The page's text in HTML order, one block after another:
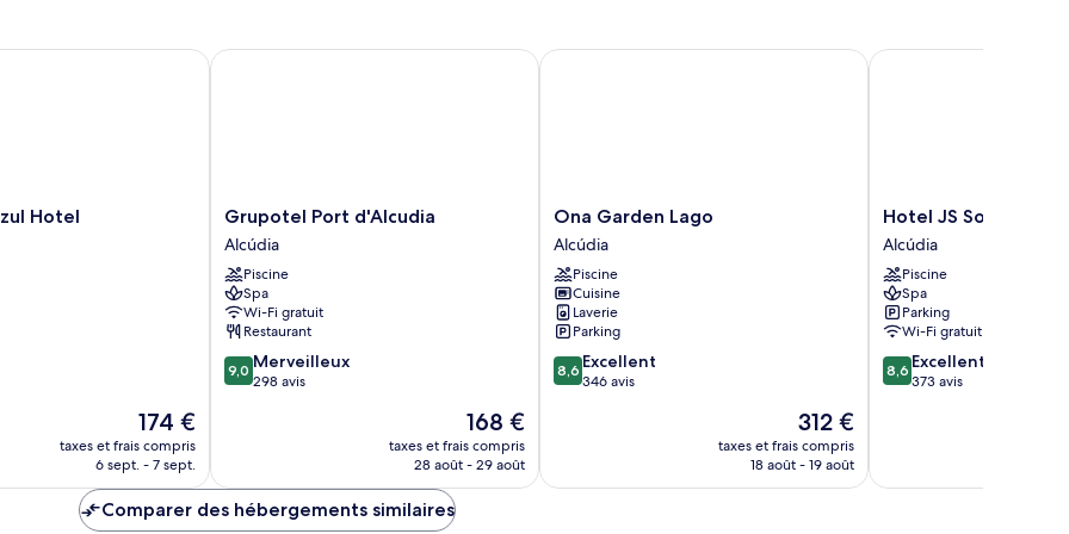
Appartement,
Hotel
Le
nouveau
prix
de
174 €
174 €
taxes et frais compris
6 sept. - 7 sept.
Grupotel
Port
d'Alcudia
Alcúdia
Grupotel Port d'Alcudia
Alcúdia
Piscine
Spa
Wi-Fi gratuit
Restaurant
9.0
sur
9,0 Merveilleux
298 avis
Le
nouveau
prix
168 €
taxes et frais compris
28 août - 29 août
Grupotel Port d'Alcudia
Ona
Garden
Lago
Alcúdia
Ona Garden Lago
Alcúdia
Piscine
Cuisine
Laverie
Parking
8.6
sur
8,6 Excellent
346 avis
Le
nouveau
prix
312 €
taxes et frais compris
18 août - 19 août
Ona Garden Lago
Hotel
JS
Sol
de
Alcudia
Alcúdia
Hotel JS Sol de
Alcúdia
Piscine
Spa
Parking
Wi-Fi gratuit
8.6
sur
8,6 Excellent
373 avis
Hotel JS Sol de Alcudia
Comparer des hébergements similaires